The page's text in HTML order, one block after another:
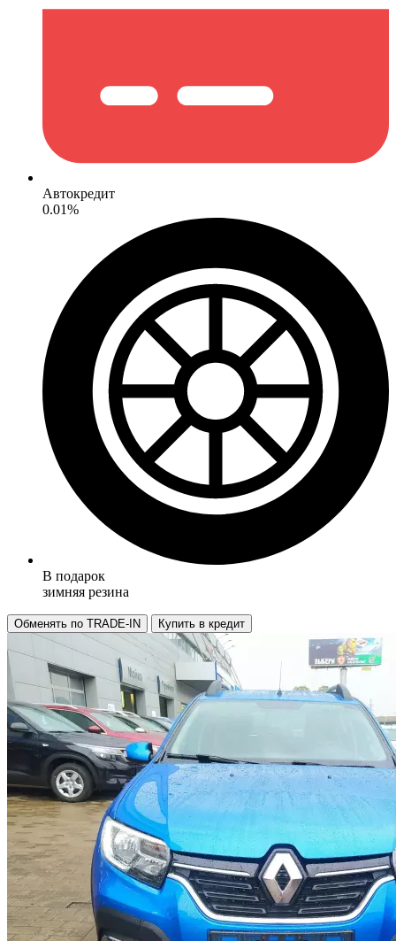
Автокредит
0.01%
В подарок
зимняя резина
Обменять по TRADE-IN Купить в кредит